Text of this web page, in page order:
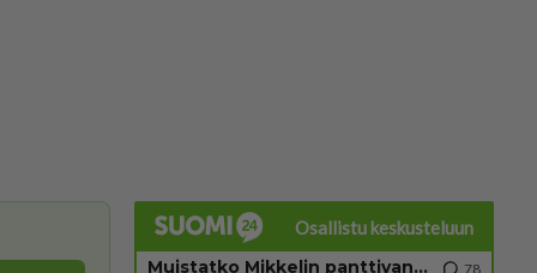
Osallistu keskusteluun
Muistatko Mikkelin panttivankidraaman?
78